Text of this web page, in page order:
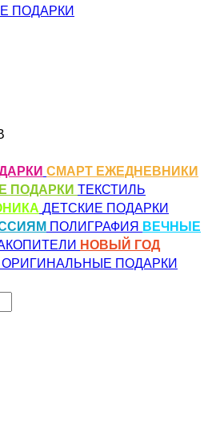
ПОДАРКИ
СМАРТ ЕЖЕДНЕВНИКИ
ПОДАРКИ ТЕКСТИЛЬ
ДЕТСКИЕ ПОДАРКИ
ПОЛИГРАФИЯ ВЕЧНЫЕ
НОВЫЙ ГОД
ОРИГИНАЛЬНЫЕ ПОДАРКИ